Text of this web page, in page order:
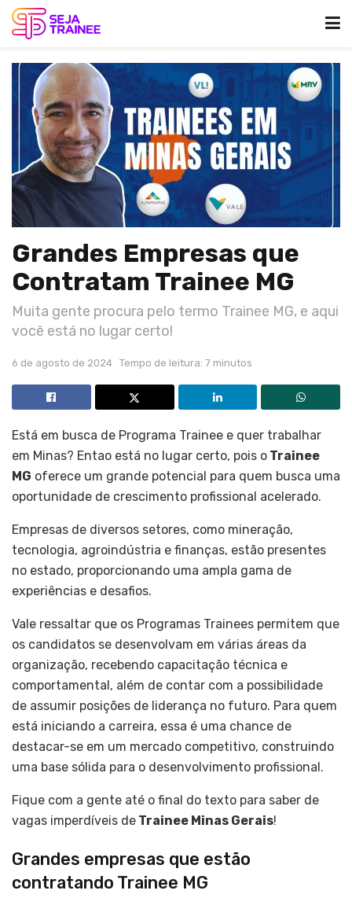
Grandes Empresas que
Contratam Trainee MG
Muita gente procura pelo termo Trainee MG, e aqui
você está no lugar certo!
6 de agosto de 2024 Tempo de leitura: 7 minutos
Está em busca de Programa Trainee e quer trabalhar
em Minas? Entao está no lugar certo, pois o Trainee
MG oferece um grande potencial para quem busca uma
oportunidade de crescimento profissional acelerado.
Empresas de diversos setores, como mineração,
tecnologia, agroindústria e finanças, estão presentes
no estado, proporcionando uma ampla gama de
experiências e desafios.
Vale ressaltar que os Programas Trainees permitem que
os candidatos se desenvolvam em várias áreas da
organização, recebendo capacitação técnica e
comportamental, além de contar com a possibilidade
de assumir posições de liderança no futuro. Para quem
está iniciando a carreira, essa é uma chance de
destacar-se em um mercado competitivo, construindo
uma base sólida para o desenvolvimento profissional.
Fique com a gente até o final do texto para saber de
vagas imperdíveis de Trainee Minas Gerais!
Grandes empresas que estão
contratando Trainee MG